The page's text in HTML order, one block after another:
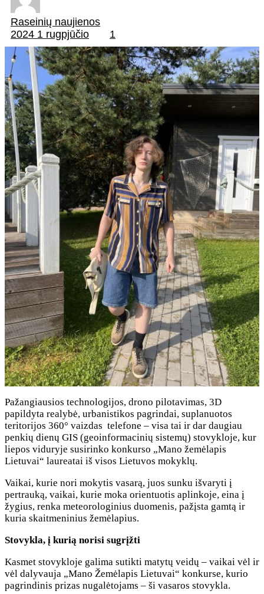
Raseinių naujienos
2024 1 rugpjūčio
1
Pažangiausios technologijos, drono pilotavimas, 3D
papildyta realybė, urbanistikos pagrindai, suplanuotos
teritorijos 360° vaizdas telefone – visa tai ir dar daugiau
penkių dienų GIS (geoinformacinių sistemų) stovykloje, kur
liepos viduryje susirinko konkurso „Mano žemėlapis
Lietuvai“ laureatai iš visos Lietuvos mokyklų.
Vaikai, kurie nori mokytis vasarą, juos sunku išvaryti į
pertrauką, vaikai, kurie moka orientuotis aplinkoje, eina į
žygius, renka meteorologinius duomenis, pažįsta gamtą ir
kuria skaitmeninius žemėlapius.
Stovykla, į kurią norisi sugrįžti
Kasmet stovykloje galima sutikti matytų veidų – vaikai vėl ir
vėl dalyvauja „Mano Žemėlapis Lietuvai“ konkurse, kurio
pagrindinis prizas nugalėtojams – ši vasaros stovykla.